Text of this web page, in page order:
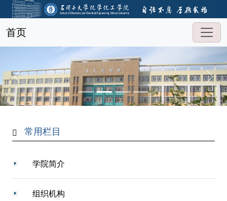
首页
常用栏目
学院简介
组织机构